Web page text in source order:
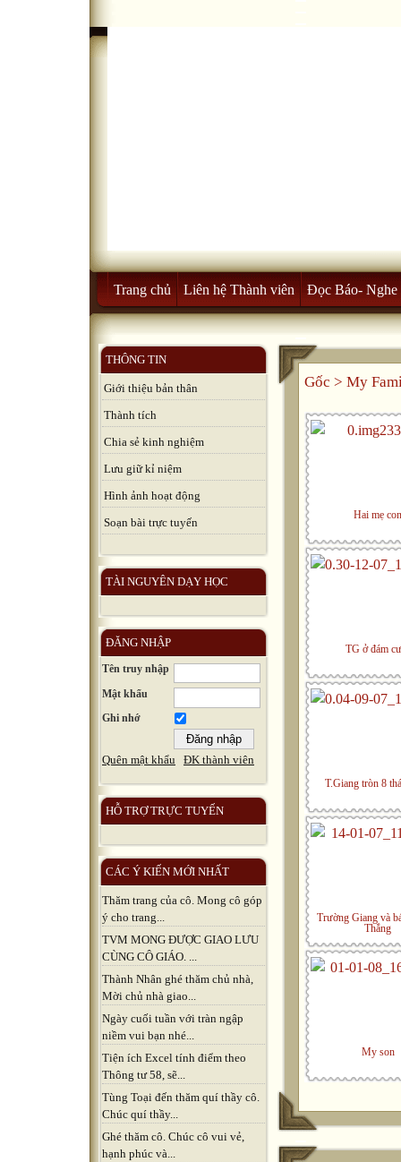
Trang chủ Liên hệ Thành viên Đọc Báo- Nghe
THÔNG TIN
Giới thiệu bản thân
Thành tích
Chia sẻ kinh nghiệm
Lưu giữ kỉ niệm
Hình ảnh hoạt động
Soạn bài trực tuyến
TÀI NGUYÊN DẠY HỌC
ĐĂNG NHẬP
Tên truy nhập
Mật khẩu
Ghi nhớ
Quên mật khẩu ĐK thành viên
HỖ TRỢ TRỰC TUYẾN
CÁC Ý KIẾN MỚI NHẤT
Thăm trang của cô. Mong cô góp
ý cho trang...
TVM MONG ĐƯỢC GIAO LƯU
CÙNG CÔ GIÁO. ...
Thành Nhân ghé thăm chủ nhà,
Mời chủ nhà giao...
Ngày cuối tuần với tràn ngập
niềm vui bạn nhé...
Tiện ích Excel tính điểm theo
Thông tư 58, sẽ...
Tùng Toại đến thăm quí thầy cô.
Chúc quí thầy...
Ghé thăm cô. Chúc cô vui vẻ,
hạnh phúc và...
Gốc > My
Hai mẹ con
TG ở đám
T.Giang tròn 8
Trường Giang và
Thắng
My son